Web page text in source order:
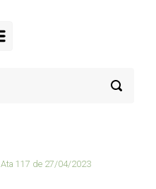
Ata 117 de 27/04/2023